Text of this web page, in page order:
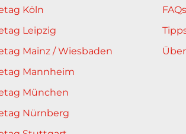
Köln
Leipzig
Mainz / Wiesbaden
Mannheim
München
Nürnberg
FAQs